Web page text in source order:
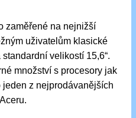
zaměřené na nejnižší
uživatelům klasické
velikostí 15,6“.
množství s procesory jak
jeden z nejprodávanějších